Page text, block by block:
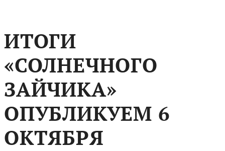
ИТОГИ
«СОЛНЕЧНОГО
ЗАЙЧИКА»
ОПУБЛИКУЕМ 6
ОКТЯБРЯ